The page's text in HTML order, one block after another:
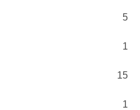
5
1
15
1